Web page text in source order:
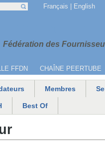
Fédération des
FFDN CHAÎNE PEERTUBE
Français English
Membres
Best Of